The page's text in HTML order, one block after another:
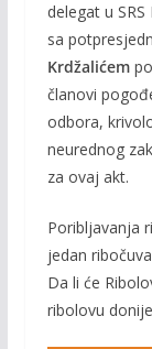
delegat u SRS
sa
Krdžalićem
članovi
odbora,
neurednog
za ovaj akt.
Poribljavanja
jedan
Da li će
ribolovu